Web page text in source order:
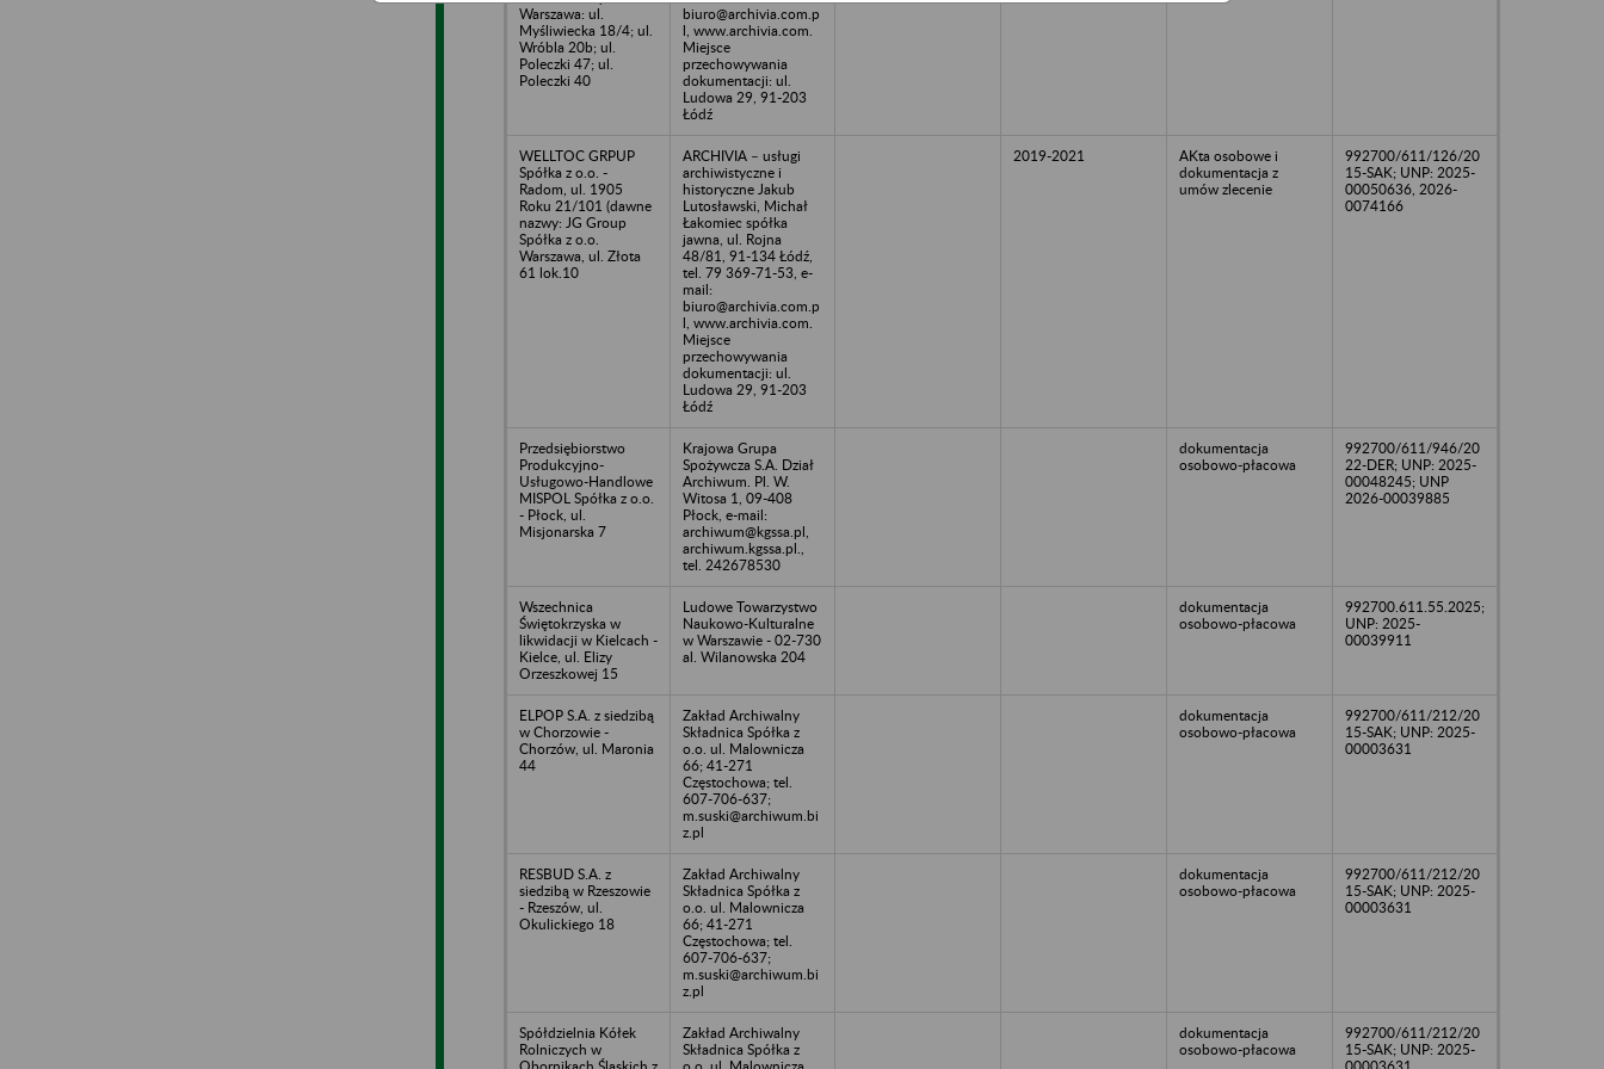
Warszawa: ul.
Myśliwiecka 18/4; ul.
Wróbla 20b; ul.
Poleczki 47; ul.
Poleczki 40
biuro@archivia.com.p
l, www.archivia.com.
Miejsce
przechowywania
dokumentacji: ul.
Ludowa 29, 91-203
Łódź
WELLTOC GRPUP
Spółka z o.o. -
Radom, ul. 1905
Roku 21/101 (dawne
nazwy: JG Group
Spółka z o.o.
Warszawa, ul. Złota
61 lok.10
ARCHIVIA – usługi
archiwistyczne i
historyczne Jakub
Lutosławski, Michał
Łakomiec spółka
jawna, ul. Rojna
48/81, 91-134 Łódź,
tel. 79 369-71-53, e-
mail:
biuro@archivia.com.p
l, www.archivia.com.
Miejsce
przechowywania
dokumentacji: ul.
Ludowa 29, 91-203
Łódź
2019-2021
AKta osobowe i
dokumentacja z
umów zlecenie
992700/611/126/20
15-SAK; UNP: 2025-
00050636, 2026-
0074166
Przedsiębiorstwo
Produkcyjno-
Usługowo-Handlowe
MISPOL Spółka z o.o.
- Płock, ul.
Misjonarska 7
Krajowa Grupa
Spożywcza S.A. Dział
Archiwum. Pl. W.
Witosa 1, 09-408
Płock, e-mail:
archiwum@kgssa.pl,
archiwum.kgssa.pl.,
tel. 242678530
dokumentacja
osobowo-płacowa
992700/611/946/20
22-DER; UNP: 2025-
00048245; UNP
2026-00039885
Wszechnica
Świętokrzyska w
likwidacji w Kielcach -
Kielce, ul. Elizy
Orzeszkowej 15
Ludowe Towarzystwo
Naukowo-Kulturalne
w Warszawie - 02-730
al. Wilanowska 204
dokumentacja
osobowo-płacowa
992700.611.55.2025;
UNP: 2025-
00039911
ELPOP S.A. z siedzibą
w Chorzowie -
Chorzów, ul. Maronia
44
Zakład Archiwalny
Składnica Spółka z
o.o. ul. Malownicza
66; 41-271
Częstochowa; tel.
607-706-637;
m.suski@archiwum.bi
z.pl
dokumentacja
osobowo-płacowa
992700/611/212/20
15-SAK; UNP: 2025-
00003631
RESBUD S.A. z
siedzibą w Rzeszowie
- Rzeszów, ul.
Okulickiego 18
Zakład Archiwalny
Składnica Spółka z
o.o. ul. Malownicza
66; 41-271
Częstochowa; tel.
607-706-637;
m.suski@archiwum.bi
z.pl
dokumentacja
osobowo-płacowa
992700/611/212/20
15-SAK; UNP: 2025-
00003631
Spółdzielnia Kółek
Rolniczych w
Zakład Archiwalny
Składnica Spółka z
dokumentacja
osobowo-płacowa
992700/611/212/20
15-SAK; UNP: 2025-